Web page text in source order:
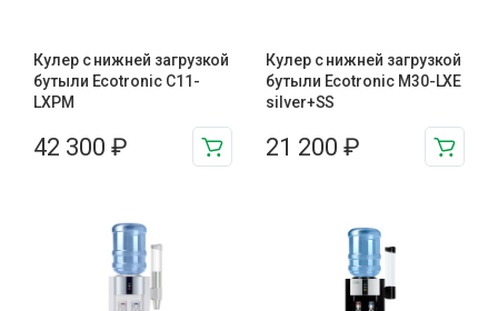
Кулер с нижней загрузкой
бутыли Ecotronic C11-
LXPM
42 300 ₽
Кулер с нижней загрузкой
бутыли Ecotronic M30-LXE
silver+SS
21 200 ₽